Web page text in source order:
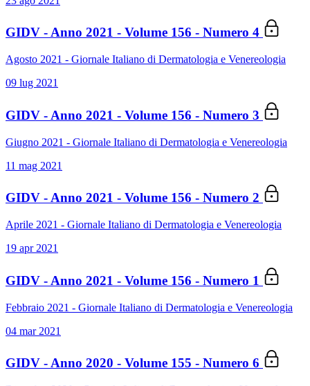
GIDV - Anno 2021 - Volume 156 - Numero 4
Agosto 2021 - Giornale Italiano di Dermatologia e Venereologia
09 lug 2021
GIDV - Anno 2021 - Volume 156 - Numero 3
Giugno 2021 - Giornale Italiano di Dermatologia e Venereologia
11 mag 2021
GIDV - Anno 2021 - Volume 156 - Numero 2
Aprile 2021 - Giornale Italiano di Dermatologia e Venereologia
19 apr 2021
GIDV - Anno 2021 - Volume 156 - Numero 1
Febbraio 2021 - Giornale Italiano di Dermatologia e Venereologia
04 mar 2021
GIDV - Anno 2020 - Volume 155 - Numero 6